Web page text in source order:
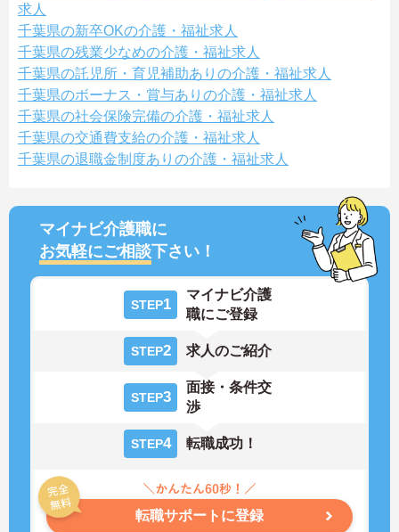
求人
千葉県の新卒OKの介護・福祉求人
千葉県の残業少なめの介護・福祉求人
千葉県の託児所・育児補助ありの介護・福祉求人
千葉県のボーナス・賞与ありの介護・福祉求人
千葉県の社会保険完備の介護・福祉求人
千葉県の交通費支給の介護・福祉求人
千葉県の退職金制度ありの介護・福祉求人
マイナビ介護職に
お気軽にご相談下さい！
STEP1
マイナビ介護
職にご登録
STEP2 求人のご紹介
STEP3
面接・条件交
渉
STEP4 転職成功！
転職サポートに登録